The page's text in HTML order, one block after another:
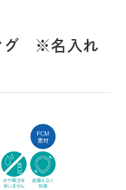
グ ※名入れ